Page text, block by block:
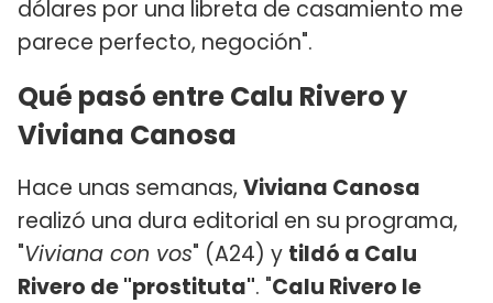
dólares por una libreta de casamiento me
parece perfecto, negoción".
Qué pasó entre Calu Rivero y
Viviana Canosa
Hace unas semanas, Viviana Canosa
realizó una dura editorial en su programa,
"Viviana con vos" (A24) y tildó a Calu
Rivero de "prostituta". "Calu Rivero le